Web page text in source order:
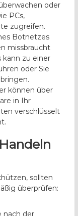
oder
PCs,
zugreifen.
Botnetzes
missbraucht
kann zu einer
oder Sie
können über
in Ihr
verschlüsselt
sollten
überprüfen: